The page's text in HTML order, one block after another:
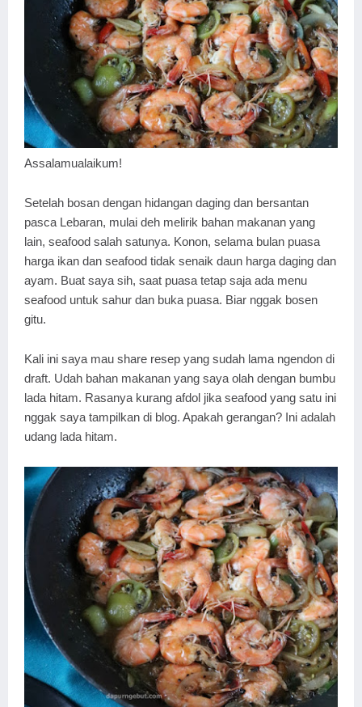
Assalamualaikum!
Setelah bosan dengan hidangan daging dan bersantan
pasca Lebaran, mulai deh melirik bahan makanan yang
lain, seafood salah satunya. Konon, selama bulan puasa
harga ikan dan seafood tidak senaik daun harga daging dan
ayam. Buat saya sih, saat puasa tetap saja ada menu
seafood untuk sahur dan buka puasa. Biar nggak bosen
gitu.
Kali ini saya mau share resep yang sudah lama ngendon di
draft. Udah bahan makanan yang saya olah dengan bumbu
lada hitam. Rasanya kurang afdol jika seafood yang satu ini
nggak saya tampilkan di blog. Apakah gerangan? Ini adalah
udang lada hitam.